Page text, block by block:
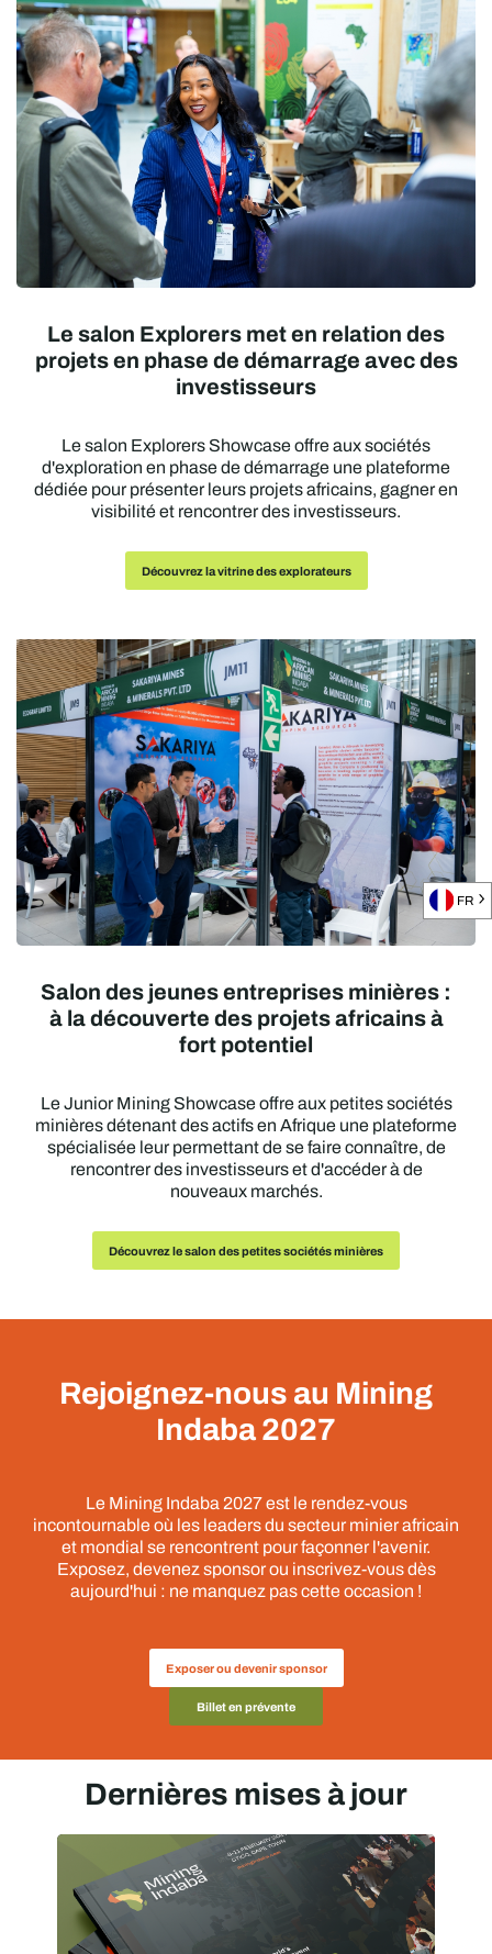
Le salon Explorers met en relation des
projets en phase de démarrage avec des
investisseurs
Le salon Explorers Showcase offre aux sociétés
d'exploration en phase de démarrage une plateforme
dédiée pour présenter leurs projets africains, gagner en
visibilité et rencontrer des investisseurs.
Découvrez la vitrine des explorateurs
Salon des jeunes entreprises minières :
à la découverte des projets africains à
fort potentiel
Le Junior Mining Showcase offre aux petites sociétés
minières détenant des actifs en Afrique une plateforme
spécialisée leur permettant de se faire connaître, de
rencontrer des investisseurs et d'accéder à de
nouveaux marchés.
Découvrez le salon des petites sociétés minières
Rejoignez-nous au Mining
Indaba 2027
Le Mining Indaba 2027 est le rendez-vous
incontournable où les leaders du secteur minier africain
et mondial se rencontrent pour façonner l'avenir.
Exposez, devenez sponsor ou inscrivez-vous dès
aujourd'hui : ne manquez pas cette occasion !
Exposer ou devenir sponsor
Billet en prévente
Dernières mises à jour
FR